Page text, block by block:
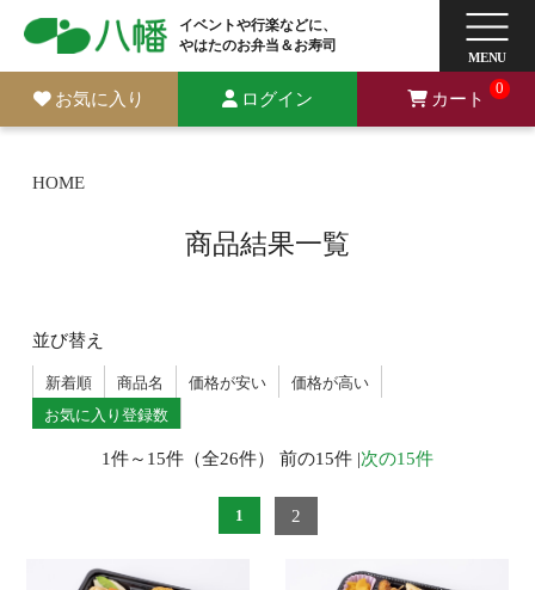
イベントや行楽などに、
やはたのお弁当＆お寿司
お気に入り ログイン カート
0
HOME
商品結果一覧
並び替え
新着順 商品名 価格が安い
価格が高い
お気に入り登録数
1件～15件（全26件） 前の15件 |次の15件
1 2